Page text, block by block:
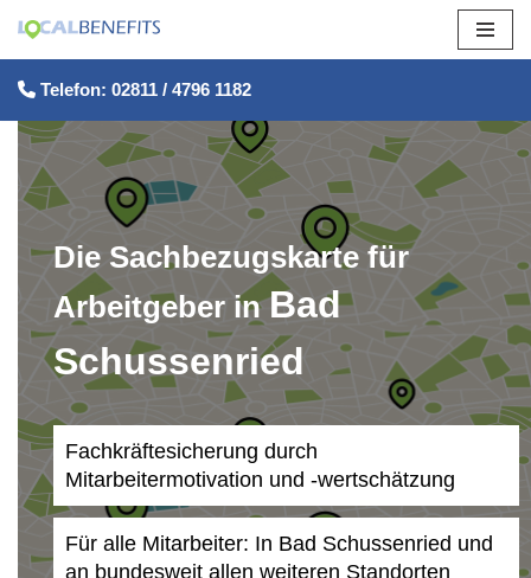
Zum
Inhalt
springen
Telefon: 02811 / 4796 1182
Die Sachbezugskarte für
Arbeitgeber inBad
Schussenried
Fachkräftesicherung durch
Mitarbeitermotivation und -wertschätzung
Für alle Mitarbeiter: In Bad Schussenried und
an bundesweit allen weiteren Standorten